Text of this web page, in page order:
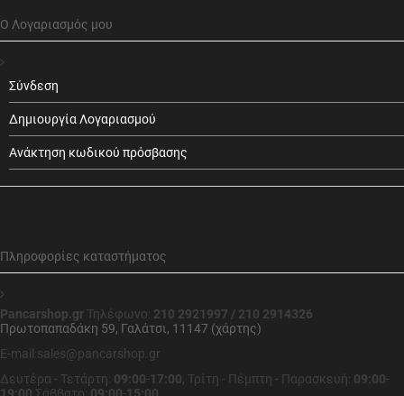
Ο Λογαριασμός μου
Σύνδεση
Δημιουργία Λογαριασμού
Ανάκτηση κωδικού πρόσβασης
Πληροφορίες καταστήματος
Pancarshop.gr Τηλέφωνο: 210 2921997 / 210 2914326
Πρωτοπαπαδάκη 59, Γαλάτσι, 11147 (χάρτης)
E-mail:sales@pancarshop.gr
Δευτέρα - Τετάρτη: 09:00-17:00, Τρίτη - Πέμπτη - Παρασκευή: 09:00-